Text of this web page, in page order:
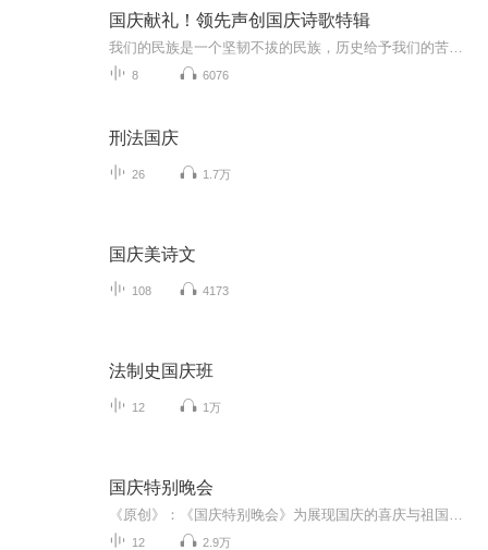
国庆献礼！领先声创国庆诗歌特辑
8 6076
刑法国庆
26 1.7万
国庆美诗文
108 4173
法制史国庆班
12 1万
国庆特别晚会
12 2.9万